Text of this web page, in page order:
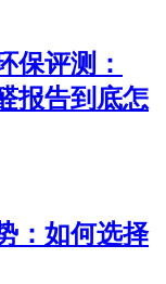
保评测：
报告到底怎
：如何选择